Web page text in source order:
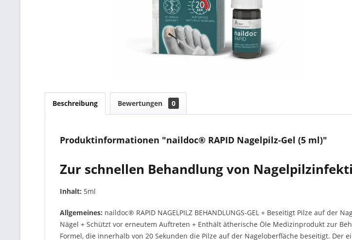
Beschreibung Bewertungen 0
Produktinformationen "naildoc® RAPID Nagelpilz-Gel (5 ml)"
Zur schnellen Behandlung von
Inhalt: 5ml
Allgemeines: naildoc® RAPID NAGELPILZ BEHANDLUNGS-GEL + Beseitigt Pilze auf
Nägel + Schützt vor erneutem Auftreten + Enthält ätherische Öle Medizinprodukt zur
Formel, die innerhalb von 20 Sekunden die Pilze auf der Nageloberfläche beseitigt.